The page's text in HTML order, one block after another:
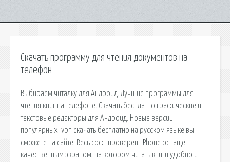
Скачать программу для чтения документов на
телефон
Выбираем читалку для Андроид. Лучшие программы для
чтения книг на телефоне. Скачать бесплатно графические и
текстовые редакторы для Андроид. Новые версии
популярных. vpn скачать бесплатно на русском языке вы
сможете на сайте. Весь софт проверен. iPhone оснащен
качественным экраном, на котором читать книги удобно и